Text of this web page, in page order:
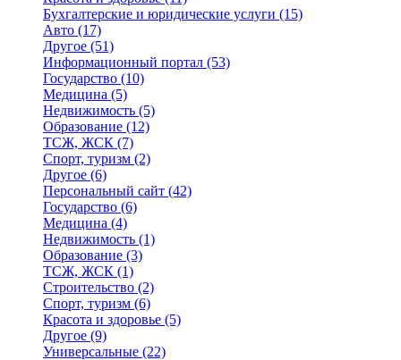
Бухгалтерские и юридические услуги (15)
Авто (17)
Другое (51)
Информационный портал (53)
Государство (10)
Медицина (5)
Недвижимость (5)
Образование (12)
ТСЖ, ЖСК (7)
Спорт, туризм (2)
Другое (6)
Персональный сайт (42)
Государство (6)
Медицина (4)
Недвижимость (1)
Образование (3)
ТСЖ, ЖСК (1)
Строительство (2)
Спорт, туризм (6)
Красота и здоровье (5)
Другое (9)
Универсальные (22)